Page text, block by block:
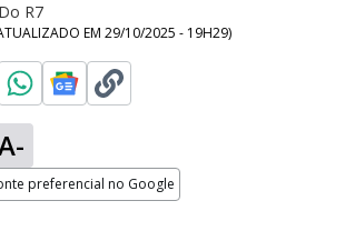
Do R7
EM 29/10/2025 - 19H29)
preferencial no Google